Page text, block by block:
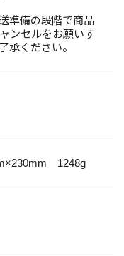
準備の段階で商品
ンセルをお願いす
承ください。
1248g